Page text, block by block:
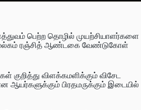
பெற்ற தொழில் முயற்சியாளர்களை
மல்கம் ரஞ்சித் ஆண்டகை வேண்டுகோள்
விளக்கமளிக்கும் விசேட
பிரதமருக்கும் இடையில்